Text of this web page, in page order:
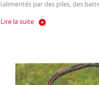
(alimentés par des piles, des
Lire la suite